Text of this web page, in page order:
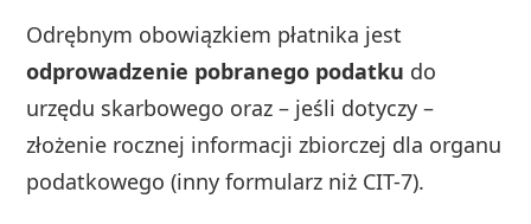
Odrębnym obowiązkiem płatnika jest
odprowadzenie pobranego podatku do
urzędu skarbowego oraz – jeśli dotyczy –
złożenie rocznej informacji zbiorczej dla organu
podatkowego (inny formularz niż CIT-7).